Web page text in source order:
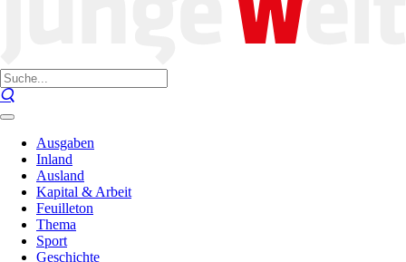
Ausgaben
Inland
Ausland
Kapital & Arbeit
Feuilleton
Thema
Sport
Geschichte